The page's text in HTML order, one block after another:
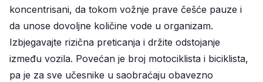
koncentrisani, da tokom vožnje prave češće pauze i
da unose dovoljne količine vode u organizam.
Izbjegavajte rizična preticanja i držite odstojanje
između vozila. Povećan je broj motociklista i biciklista,
pa je za sve učesnike u saobraćaju obavezno